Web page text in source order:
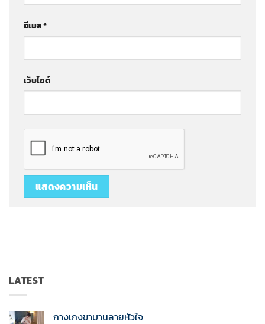
อีเมล*
เว็บไซต์
LATEST
กางเกงขาบานลายหัวใจ